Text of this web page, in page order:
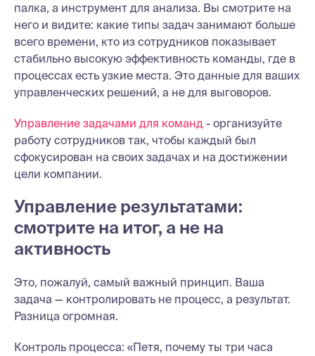
палка, а инструмент для анализа. Вы смотрите на
него и видите: какие типы задач занимают больше
всего времени, кто из сотрудников показывает
стабильно высокую эффективность команды, где в
процессах есть узкие места. Это данные для ваших
управленческих решений, а не для выговоров.
Управление задачами для команд - организуйте
работу сотрудников так, чтобы каждый был
сфокусирован на своих задачах и на достижении
цели компании.
Управление результатами:
смотрите на итог, а не на
активность
Это, пожалуй, самый важный принцип. Ваша
задача — контролировать не процесс, а результат.
Разница огромная.
Контроль процесса: «Петя, почему ты три часа